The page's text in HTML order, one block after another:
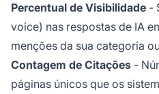
Percentual de Visibilidade -
voice) nas respostas de IA
menções da sua categoria
Contagem de Citações -
páginas únicos que os